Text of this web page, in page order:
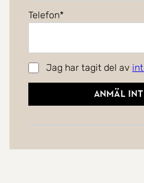
Telefon
Jag har tagit del av
Anmäl